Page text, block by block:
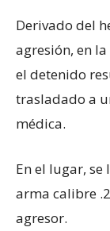
Derivado del
agresión, en la
el detenido
trasladado a
médica.
En el lugar,
arma calibre
agresor.